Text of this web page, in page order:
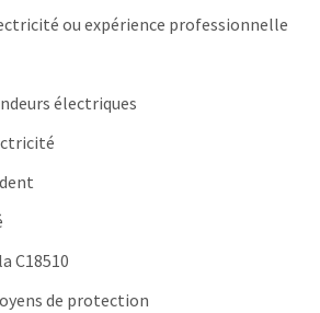
ou expérience professionnelle
électriques
C18510
de protection